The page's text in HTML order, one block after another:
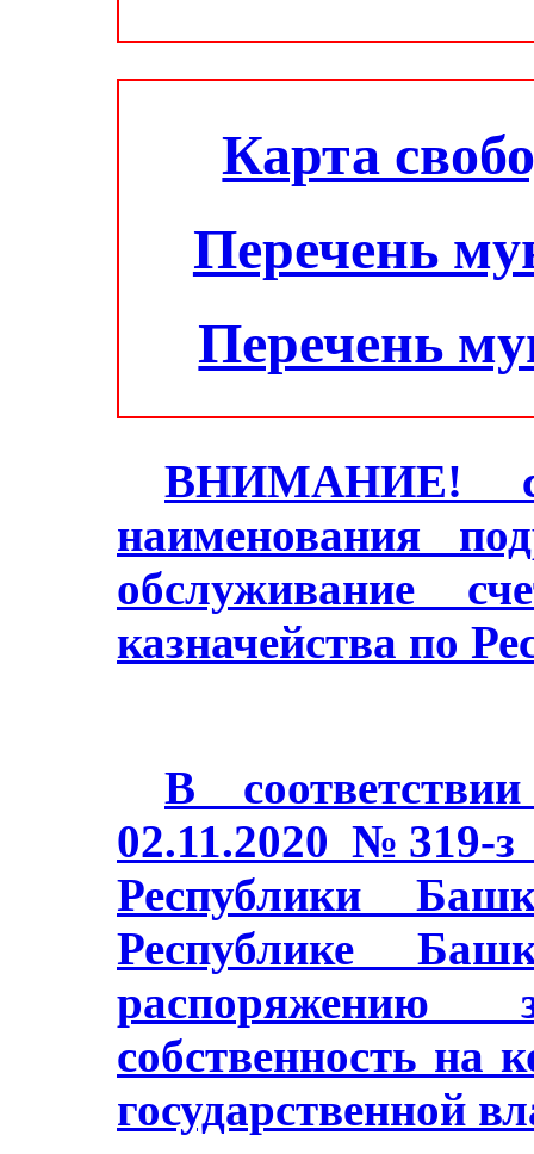
Карта
Перечень
Перечень
ВНИМАНИЕ! с
наименования
обслуживание
казначейства по
В
02.11.2020 №319-
Республики
Республике
распоряжению
собственность на
государственной